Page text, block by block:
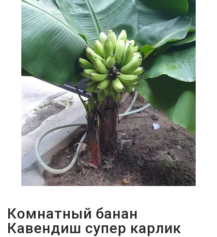
Комнатный банан
Кавендиш супер карлик